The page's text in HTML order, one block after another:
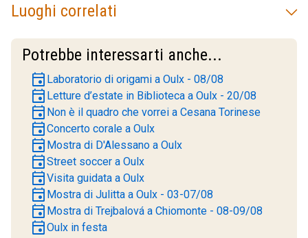
Luoghi correlati
Potrebbe interessarti anche...
event Laboratorio di origami a Oulx - 08/08
event Letture d’estate in Biblioteca a Oulx - 20/08
event Non è il quadro che vorrei a Cesana Torinese
eventConcerto corale a Oulx
event Mostra di D'Alessano a Oulx
eventStreet soccer a Oulx
eventVisita guidata a Oulx
event Mostra di Julitta a Oulx - 03-07/08
event Mostra di Trejbalová a Chiomonte - 08-09/08
eventOulx in festa